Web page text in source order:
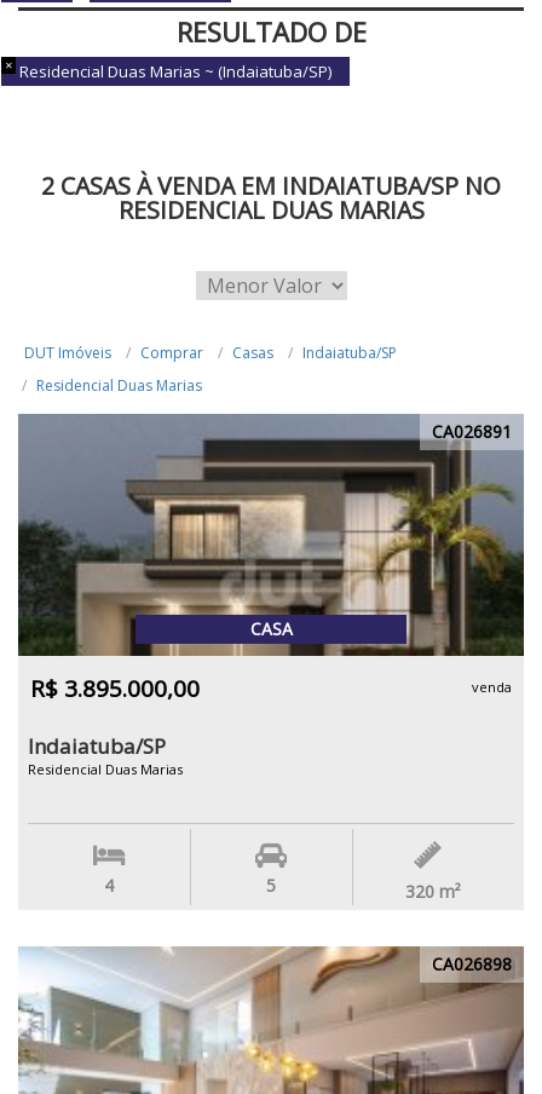
Residencial Duas Marias ~ (Indaiatuba/SP)
RESULTADO DE
BUSCA
2 CASAS À VENDA EM INDAIATUBA/SP NO
RESIDENCIAL DUAS MARIAS
DUT Imóveis Comprar Casas
Indaiatuba/SP
Residencial Duas Marias
CA026891
CASA
R$ 3.895.000,00 venda
Indaiatuba/SP
Residencial Duas Marias
4 5 320 m²
CA026898